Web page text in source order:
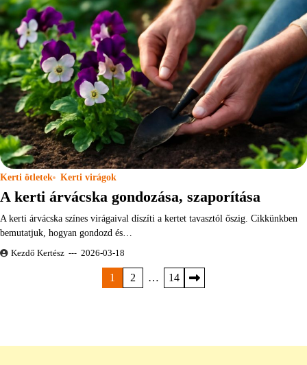
Kerti ötletek Kerti virágok
A kerti árvácska gondozása, szaporítása
A kerti árvácska színes virágaival díszíti a kertet tavasztól őszig. Cikkünkben
bemutatjuk, hogyan gondozd és…
Kezdő Kertész 2026-03-18
1 2 … 14